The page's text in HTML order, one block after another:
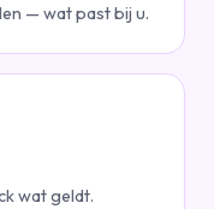
— wat past bij u.
wat geldt.